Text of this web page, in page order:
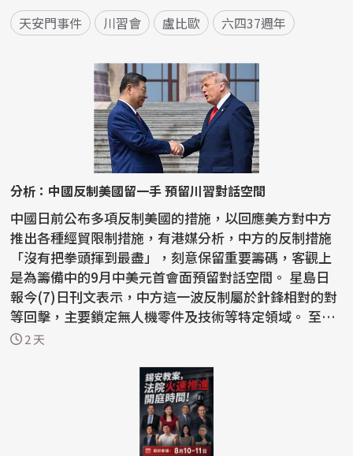
天安門事件 川習會 盧比歐 六四37週年
分析：中國反制美國留一手 預留川習對話空間
中國日前公布多項反制美國的措施，以回應美方對中方
推出各種經貿限制措施，有港媒分析，中方的反制措施
「沒有把拳頭揮到最盡」，刻意保留重要籌碼，客觀上
是為籌備中的9月中美元首會面預留對話空間。 星島日
報今(7)日刊文表示，中方這一波反制屬於針鋒相對的對
等回擊，主要鎖定無人機零件及技術等特定領域。 至於
稀土...
2 天